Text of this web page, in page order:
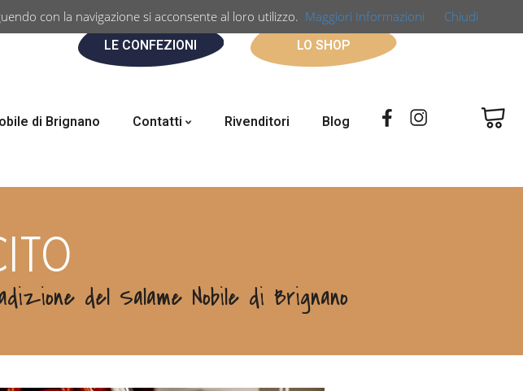
LE CONFEZIONI LO SHOP
di Brignano Contatti Rivenditori Blog
del Salame Nobile di Brignano
con la navigazione si acconsente al loro utilizzo. Maggiori Informazioni Chiudi